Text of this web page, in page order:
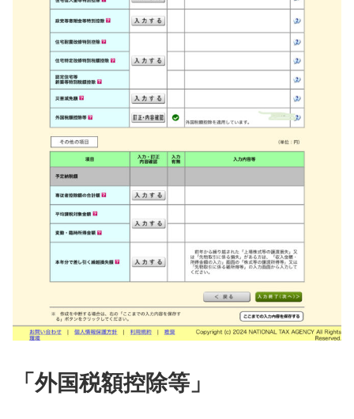
「外国税額控除等」